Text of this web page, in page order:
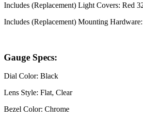
Includes (Replacement) Light Covers: Red
Includes (Replacement) Mounting
Gauge Specs:
Dial Color: Black
Lens Style: Flat, Clear
Bezel Color: Chrome